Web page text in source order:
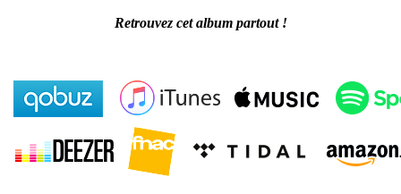
Retrouvez cet album partout !